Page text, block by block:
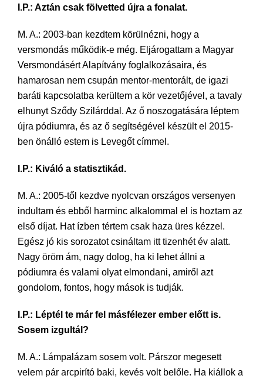
I.P.: Aztán csak fölvetted újra a fonalat.
M. A.: 2003-ban kezdtem körülnézni, hogy a
versmondás működik-e még. Eljárogattam a Magyar
Versmondásért Alapítvány foglalkozásaira, és
hamarosan nem csupán mentor-mentorált, de igazi
baráti kapcsolatba kerültem a kör vezetőjével, a tavaly
elhunyt Sződy Szilárddal. Az ő noszogatására léptem
újra pódiumra, és az ő segítségével készült el 2015-
ben önálló estem is Levegőt címmel.
I.P.: Kiváló a statisztikád.
M. A.: 2005-től kezdve nyolcvan országos versenyen
indultam és ebből harminc alkalommal el is hoztam az
első díjat. Hat ízben tértem csak haza üres kézzel.
Egész jó kis sorozatot csináltam itt tizenhét év alatt.
Nagy öröm ám, nagy dolog, ha ki lehet állni a
pódiumra és valami olyat elmondani, amiről azt
gondolom, fontos, hogy mások is tudják.
I.P.: Léptél te már fel másfélezer ember előtt is.
Sosem izgultál?
M. A.: Lámpalázam sosem volt. Párszor megesett
velem pár arcpirító baki, kevés volt belőle. Ha kiállok a